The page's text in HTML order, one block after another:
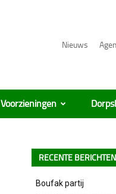
Nieuws
Voorzieningen
RECENTE BERICHTEN
Boufak partij